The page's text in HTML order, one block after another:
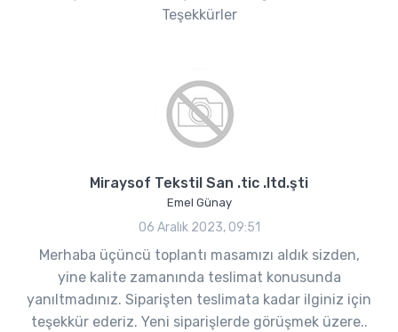
Teşekkürler
Miraysof Tekstil San .tic .ltd.şti
Emel Günay
06 Aralık 2023, 09:51
Merhaba üçüncü toplantı masamızı aldık sizden,
yine kalite zamanında teslimat konusunda
yanıltmadınız. Siparişten teslimata kadar ilginiz için
teşekkür ederiz. Yeni siparişlerde görüşmek üzere..